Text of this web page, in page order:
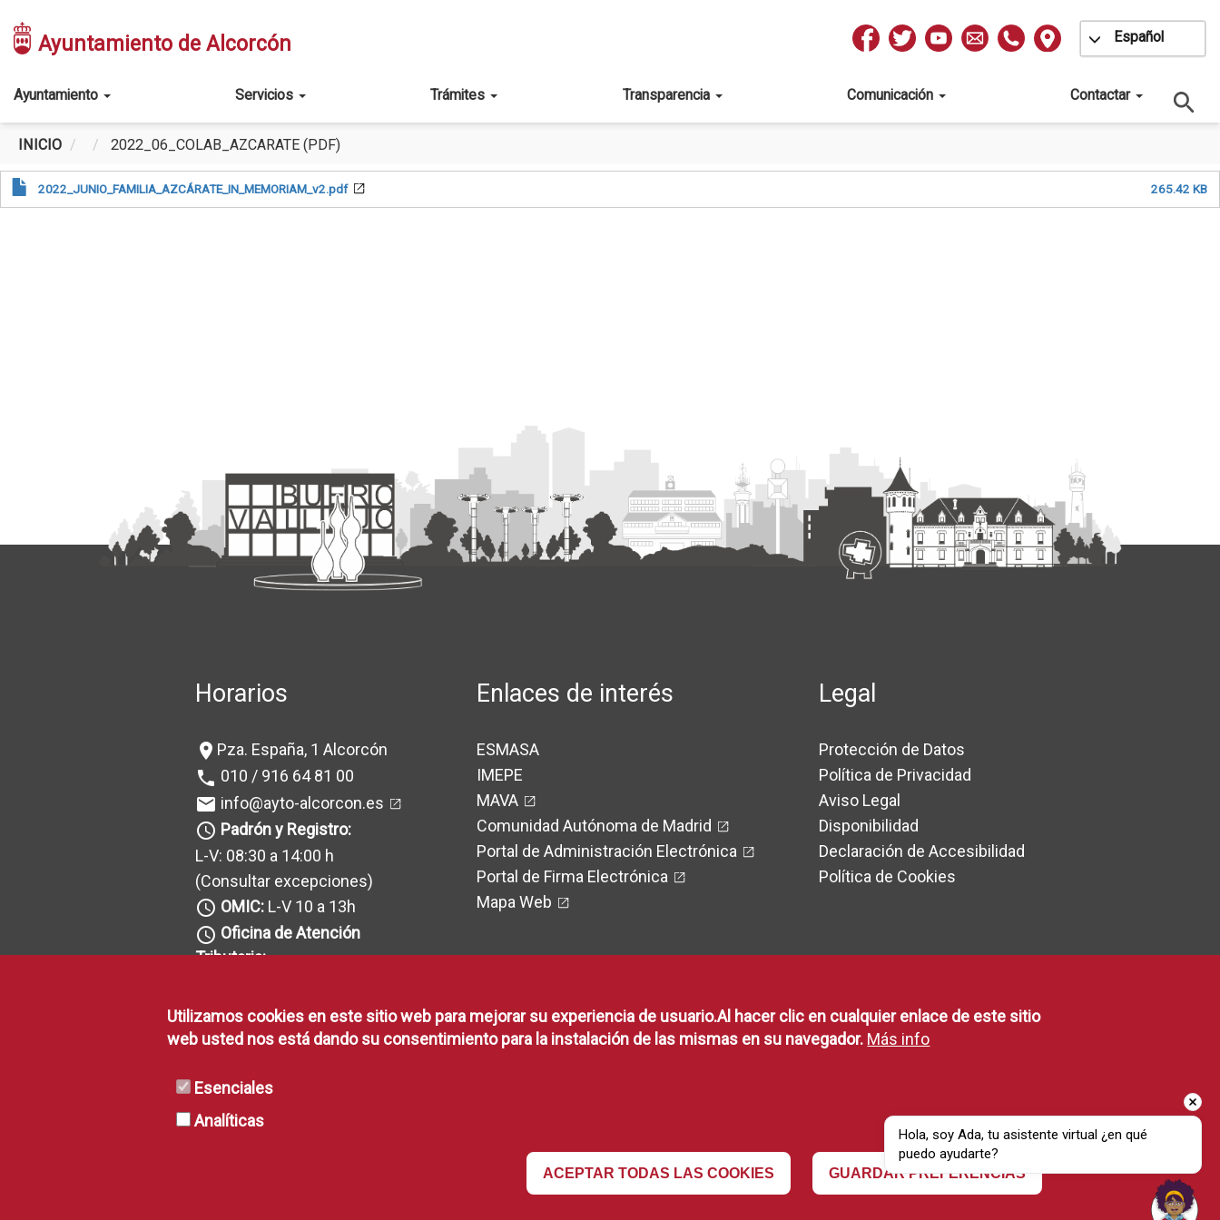
contenido
Ayuntamiento de Alcorcón
Redes
Sociales
Español
Toggle
Main
navigation
Ayuntamiento Servicios Trámites Transparencia Comunicación Contactar
INICIO 2022_06_COLAB_AZCARATE (PDF)
2022_JUNIO_FAMILIA_AZCÁRATE_IN_MEMORIAM_v2.pdf 265.42 KB
Horarios
location_on Pza. España, 1 Alcorcón
phone 010 / 916 64 81 00
mail info@ayto-alcorcon.es
query_builder Padrón y Registro:
L-V: 08:30 a 14:00 h
(Consultar excepciones)
query_builder OMIC: L-V 10 a 13h
query_builder Oficina de Atención
Tributaria:
(Consultar excepciones )
query_builderRecaudación:
(Consultar excepciones
Enlaces de interés
ESMASA
IMEPE
MAVA
Comunidad Autónoma de Madrid
Portal de Administración Electrónica
Portal de Firma Electrónica
Mapa Web
Legal
Protección de Datos
Política de Privacidad
Aviso Legal
Disponibilidad
Declaración de Accesibilidad
Política de Cookies
RSS
Utilizamos cookies en este sitio web para mejorar su experiencia de usuario.Al hacer clic en cualquier enlace de este sitio
web usted nos está dando su consentimiento para la instalación de las mismas en su navegador. Más info
Esenciales
Analíticas
GUARDAR PREFERENCIAS
ACEPTAR TODAS LAS COOKIES Revocar consentimiento
Hola, soy Ada, tu asistente virtual ¿en qué
puedo ayudarte?